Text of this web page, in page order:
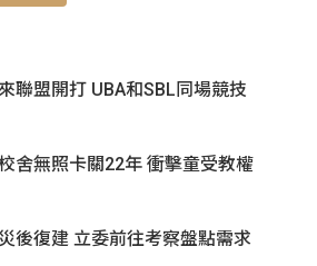
聯盟開打 UBA和SBL同場競技
舍無照卡關22年 衝擊童受教權
後復建 立委前往考察盤點需求